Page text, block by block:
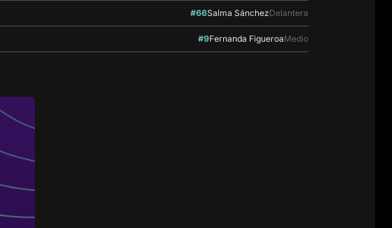
#66Salma SánchezDelantera
#9Fernanda FigueroaMedio